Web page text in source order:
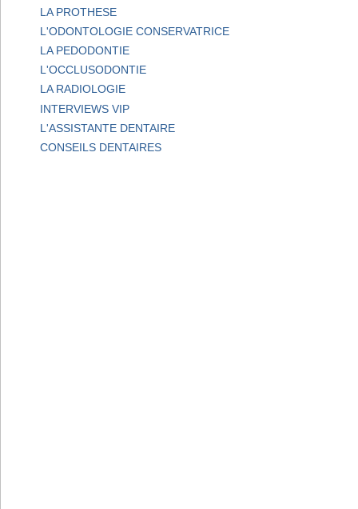
LA PROTHESE
L'ODONTOLOGIE CONSERVATRICE
LA PEDODONTIE
L'OCCLUSODONTIE
LA RADIOLOGIE
INTERVIEWS VIP
L'ASSISTANTE DENTAIRE
CONSEILS DENTAIRES